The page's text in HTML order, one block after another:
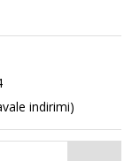
indirimi)